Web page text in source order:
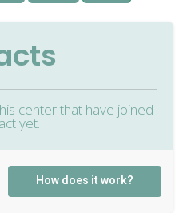
center that have joined
yet.
How does it work?